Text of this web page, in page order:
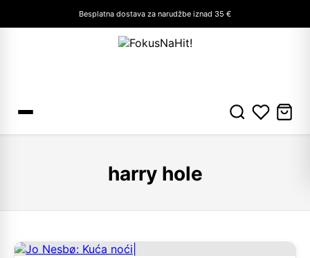
Besplatna dostava za narudžbe iznad 35 €
harry hole